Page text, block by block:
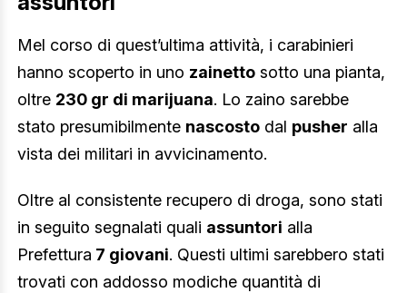
Mel corso di quest’ultima attività, i carabinieri
hanno scoperto in uno zainetto sotto una pianta,
oltre 230 gr di marijuana. Lo zaino sarebbe
stato presumibilmente nascosto dal pusher alla
vista dei militari in avvicinamento.
Oltre al consistente recupero di droga, sono stati
in seguito segnalati quali assuntori alla
Prefettura 7 giovani. Questi ultimi sarebbero stati
trovati con addosso modiche quantità di